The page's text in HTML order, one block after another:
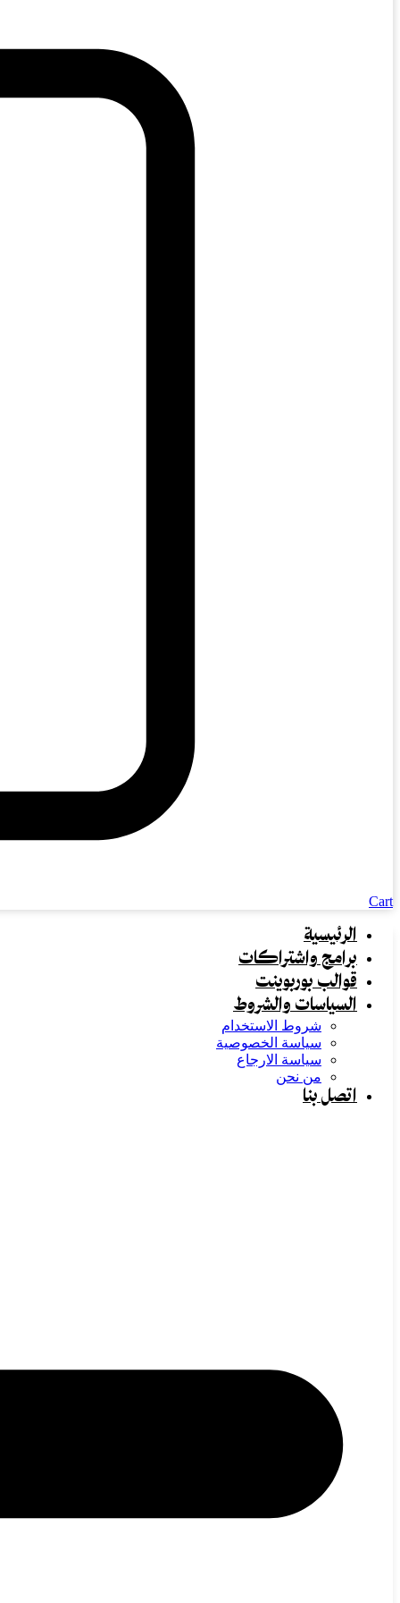
Cart
الرئيسية
برامج واشتراكات
قوالب بوربوينت
السياسات والشروط
شروط الاستخدام
سياسة الخصوصية
سياسة الارجاع
من نحن
اتصل بنا